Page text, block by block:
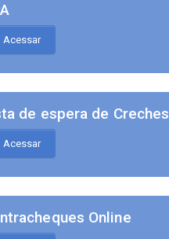
Acessar
de espera de Creches
Acessar
Online